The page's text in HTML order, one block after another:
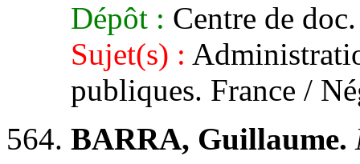
Dépôt : Centre de doc.
Sujet(s) :
publiques. France /
BARRA, Guillaume.